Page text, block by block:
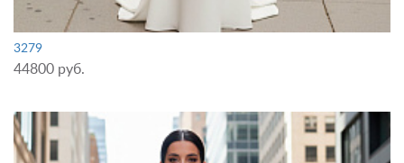
3279
44800 руб.